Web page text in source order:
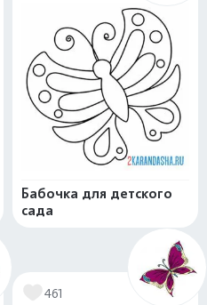
Бабочка для детского
сада
461